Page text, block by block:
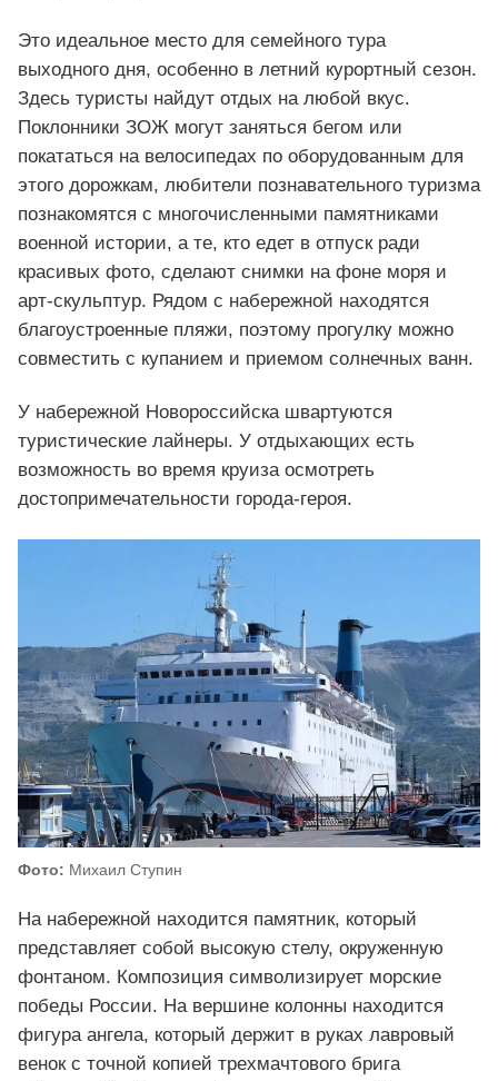
Это идеальное место для семейного тура
выходного дня, особенно в летний курортный сезон.
Здесь туристы найдут отдых на любой вкус.
Поклонники ЗОЖ могут заняться бегом или
покататься на велосипедах по оборудованным для
этого дорожкам, любители познавательного туризма
познакомятся с многочисленными памятниками
военной истории, а те, кто едет в отпуск ради
красивых фото, сделают снимки на фоне моря и
арт-скульптур. Рядом с набережной находятся
благоустроенные пляжи, поэтому прогулку можно
совместить с купанием и приемом солнечных ванн.
У набережной Новороссийска швартуются
туристические лайнеры. У отдыхающих есть
возможность во время круиза осмотреть
достопримечательности города-героя.
Фото: Михаил Ступин
На набережной находится памятник, который
представляет собой высокую стелу, окруженную
фонтаном. Композиция символизирует морские
победы России. На вершине колонны находится
фигура ангела, который держит в руках лавровый
венок с точной копией трехмачтового брига